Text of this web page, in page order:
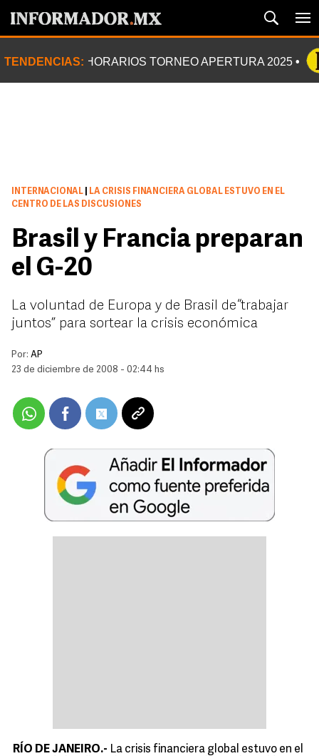
TENDENCIAS: HORARIOS TORNEO APERTURA 2025
INTERNACIONAL
LA CRISIS FINANCIERA GLOBAL ESTUVO EN EL
CENTRO DE LAS DISCUSIONES
Brasil y Francia preparan
el G-20
La voluntad de Europa y de Brasil de “trabajar
juntos” para sortear la crisis económica
Por: AP
23 de diciembre de 2008 - 02:44 hs
RÍO DE JANEIRO.- La crisis financiera global estuvo en el